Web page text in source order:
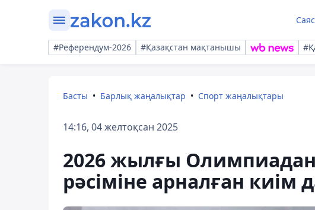
#Референдум-2026 #Қазақстан мақтанышы
Басты Барлық жаңалықтар Спорт жаңалықтары
14:16, 04 желтоқсан 2025
2026 жылғы
рәсіміне арналған